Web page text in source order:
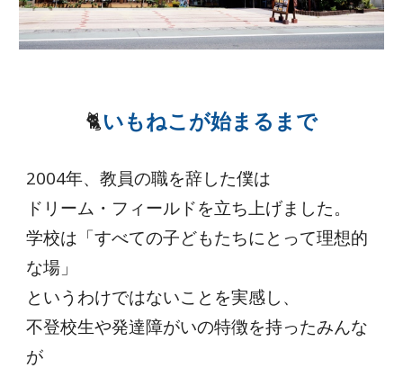
🐈いもねこが始まるまで
2004年、教員の職を辞した僕は
ドリーム・フィールドを立ち上げました。
学校は「すべての子どもたちにとって理想的
な場」
というわけではないことを実感し、
不登校生や発達障がいの特徴を持ったみんな
が